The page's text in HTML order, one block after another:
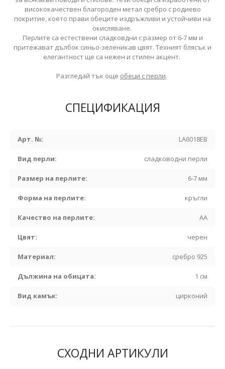
висококачествен благороден метал сребро с родиево
покритие, което прави обеците издръжливи и устойчиви на
окисляване.
Перлите са естествени сладковдни с размер от 6-7 мм и
притежават дълбок синьо-зеленикав цвят. Техният блясък и
елегантност ще са нежен и стилен акцент.
Разгледай тък още обеци с перли.
СПЕЦИФИКАЦИЯ
Арт. №: LA6018EB
Вид перли: сладководни перли
Размер на перлите: 6-7 мм
Форма на перлите: кръгли
Качество на перлите: АА
Цвят: черен
Материал: сребро 925
Дължина на обицата: 1 см
Вид камък: цирконий
СХОДНИ АРТИКУЛИ